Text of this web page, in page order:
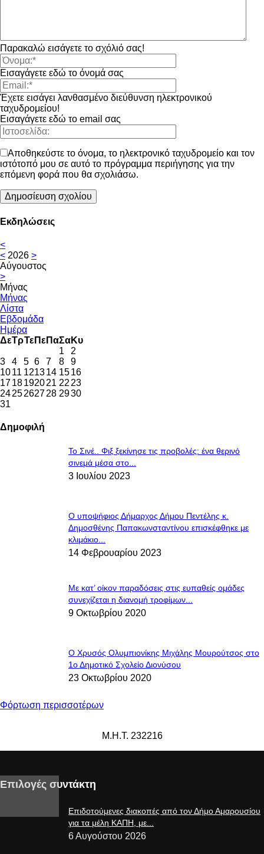
Παρακαλώ εισάγετε το σχόλιό σας!
Εισαγάγετε εδώ το όνομά σας
Έχετε εισάγει λανθασμένο διεύθυνση ηλεκτρονικού
ταχυδρομείου!
Εισαγάγετε εδώ το email σας
Αποθηκεύστε το όνομα, το ηλεκτρονικό ταχυδρομείο και τον
ιστότοπό μου σε αυτό το πρόγραμμα περιήγησης για την
επόμενη φορά που θα σχολιάσω.
Εκδηλώσεις
<
< 2026 >
Αύγουστος
>
Μήνας
Μήνας
Λίστα
Εβδομάδα
Ημέρα
ΔεΤρΤε ΠεΠαΣαΚυ
1
2
3
4 5 6 7 8
9
1011 121314 1516
1718192021 22 23
2425262728 2930
31
Δημοφιλή
Το Σινέ.. Φιξ ξεκίνησε τις προβολές: ένα θερινό
σινεμά μέσα στο...
3 Ιουλίου 2023
Ο υποψήφιος Δήμαρχος Δήμου Πεντέλης κ.
Δημοσθένης Παπακωνσταντίνου επισκέφθηκε με
κλιμάκιο...
14 Φεβρουαρίου 2023
Με κατ’ οίκον παραδόσεις στις ευπαθείς ομάδες
συνεχίζεται η διανομή τροφίμων...
9 Οκτωβρίου 2020
Ο Χρυσός Ολυμπιονίκης Μιχάλης Μουρούτσος στο
1ο Δημοτικό Σχολείο Διονύσου
23 Οκτωβρίου 2020
Φόρτωση περισσοτέρων
Μ.Η.Τ. 232216
Επιλογές συντάκτη
Επιδοτούμενες διακοπές από τον Δήμο Αμαρουσίου
για τα μέλη ΚΑΠΗ, με...
6 Αυγούστου 2026